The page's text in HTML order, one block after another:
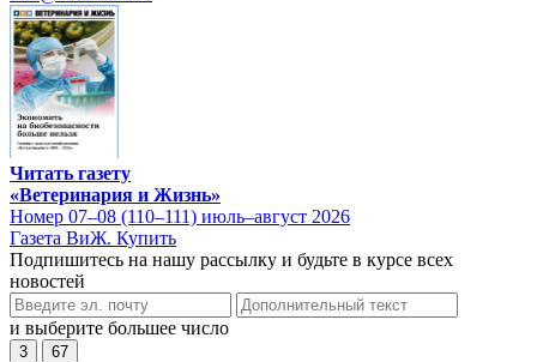
Читать газету
«Ветеринария и Жизнь»
Номер 07–08 (110–111) июль–август 2026
Газета ВиЖ. Купить
Подпишитесь на нашу рассылку и будьте в курсе всех
новостей
и выберите большее число
3 67